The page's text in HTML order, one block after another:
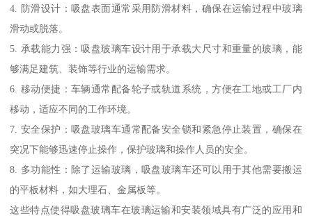
4. 防滑设计：吸盘表面通常采用防滑材料，确保在运输过程中玻璃
滑动或脱落。
5. 承载能力强：吸盘玻璃车设计用于承载大尺寸和重量的玻璃，能
够满足建筑、装饰等行业的运输需求。
6. 移动便捷：车辆通常配备轮子或轨道系统，方便在工地或工厂内
移动，适应不同的工作环境。
7. 安全保护：吸盘玻璃车通常配备安全锁和紧急停止装置，确保在
突况下能够迅速停止操作，保护玻璃和操作人员的安全。
8. 多功能性：除了运输玻璃，吸盘玻璃车还可以用于其他需要搬运
的平板材料，如大理石、金属板等。
这些特点使得吸盘玻璃车在玻璃运输和安装领域具有广泛的应用和